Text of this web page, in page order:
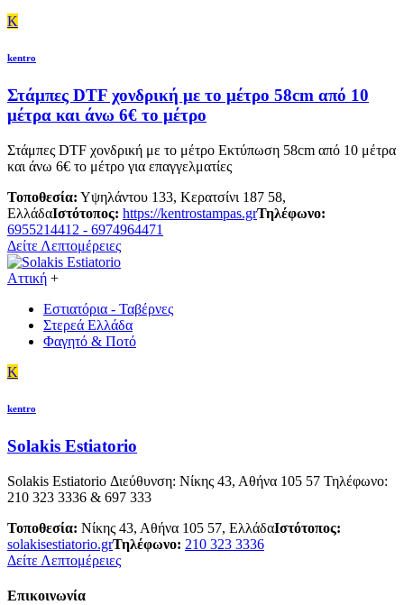
K
kentro
Στάμπες DTF χονδρική με το μέτρο 58cm από 10
μέτρα και άνω 6€ το μέτρο
Στάμπες DTF χονδρική με το μέτρο Εκτύπωση 58cm από 10 μέτρα
και άνω 6€ το μέτρο για επαγγελματίες
Τοποθεσία: Υψηλάντου 133, Κερατσίνι 187 58,
ΕλλάδαΙστότοπος: https://kentrostampas.grΤηλέφωνο:
6955214412 - 6974964471
Δείτε Λεπτομέρειες
Αττική +
Εστιατόρια - Ταβέρνες
Στερεά Ελλάδα
Φαγητό & Ποτό
K
kentro
Solakis Estiatorio
Solakis Estiatorio Διεύθυνση: Νίκης 43, Αθήνα 105 57 Τηλέφωνο:
210 323 3336 & 697 333
Τοποθεσία: Νίκης 43, Αθήνα 105 57, ΕλλάδαΙστότοπος:
solakisestiatorio.grΤηλέφωνο: 210 323 3336
Δείτε Λεπτομέρειες
Επικοινωνία